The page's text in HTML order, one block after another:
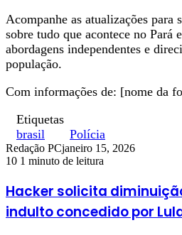
Acompanhe as atualizações para
sobre tudo que acontece no Pará
abordagens independentes e
população.
Com informações de: [nome da
Etiquetas
brasil
Polícia
Redação PCjaneiro 15, 2026
10 1 minuto de leitura
Hacker solicita
indulto concedido por